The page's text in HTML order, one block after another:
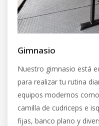
Gimnasio
Nuestro gimnasio está
para realizar tu rutina
equipos modernos
camilla de cudriceps e
fijas, banco plano y